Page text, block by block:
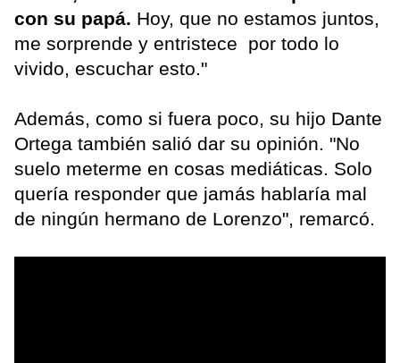
con su papá. Hoy, que no estamos juntos,
me sorprende y entristece por todo lo
vivido, escuchar esto."
Además, como si fuera poco, su hijo Dante
Ortega también salió dar su opinión. "No
suelo meterme en cosas mediáticas. Solo
quería responder que jamás hablaría mal
de ningún hermano de Lorenzo", remarcó.